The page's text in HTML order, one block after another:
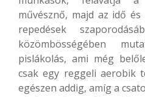
művésznő, majd az idő
repedések
közömbösségében
pislákolás, ami még
csak egy reggeli aerobik
egészen addig, amíg a